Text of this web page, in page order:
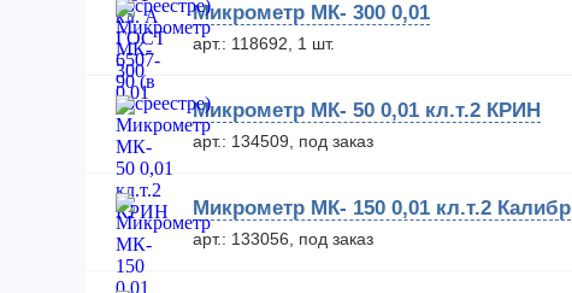
Микрометр МК- 300 0,01
арт.: 118692, 1 шт.
Микрометр МК- 50 0,01 кл.т.2 КРИН
арт.: 134509, под заказ
Микрометр МК- 150 0,01 кл.т.2 Калибр
арт.: 133056, под заказ